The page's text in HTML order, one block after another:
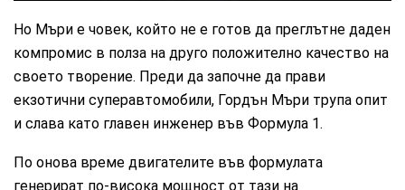
Но Мъри е човек, който не е готов да преглътне даден
компромис в полза на друго положително качество на
своето творение. Преди да започне да прави
екзотични суперавтомобили, Гордън Мъри трупа опит
и слава като главен инженер във Формула 1.
По онова време двигателите във формулата
генерират по-висока мощност от тази на